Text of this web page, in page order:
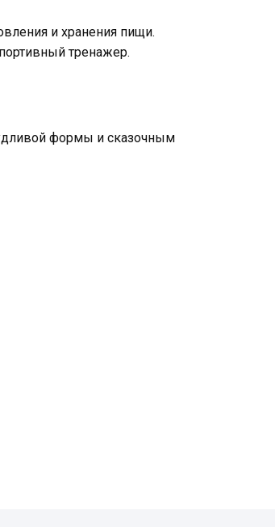
и хранения пищи.
тренажер.
формы и сказочным